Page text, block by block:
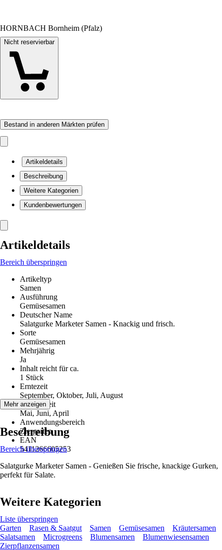
HORNBACH Bornheim (Pfalz)
Nicht reservierbar
Bestand in anderen Märkten prüfen
Artikeldetails
Beschreibung
Weitere Kategorien
Kundenbewertungen
Artikeldetails
Bereich überspringen
Artikeltyp
Samen
Ausführung
Gemüsesamen
Deutscher Name
Salatgurke Marketer Samen - Knackig und frisch.
Sorte
Gemüsesamen
Mehrjährig
Ja
Inhalt reicht für ca.
1 Stück
Erntezeit
September, Oktober, Juli, August
Aussaatzeit
Mai, Juni, April
Anwendungsbereich
Ziergarten
EAN
5411266605253
Mehr anzeigen
Beschreibung
Bereich überspringen
Salatgurke Marketer Samen - Genießen Sie frische, knackige Gurken,
perfekt für Salate.
Weitere Kategorien
Liste überspringen
Garten
Rasen & Saatgut Samen Gemüsesamen
Kräutersamen
Salatsamen
Microgreens Blumensamen
Blumenwiesensamen
Zierpflanzensamen